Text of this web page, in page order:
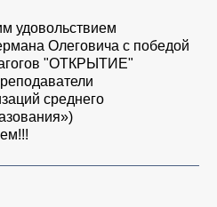
удовольствием
Олеговича с победой
"ОТКРЫТИЕ"
среднего